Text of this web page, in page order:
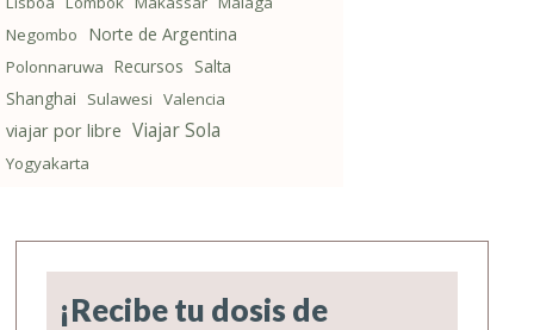
Negombo
Norte de Argentina
Polonnaruwa Recursos Salta
Shanghai
Sulawesi Valencia
viajar por libre Viajar Sola
Yogyakarta
¡Recibe tu dosis de